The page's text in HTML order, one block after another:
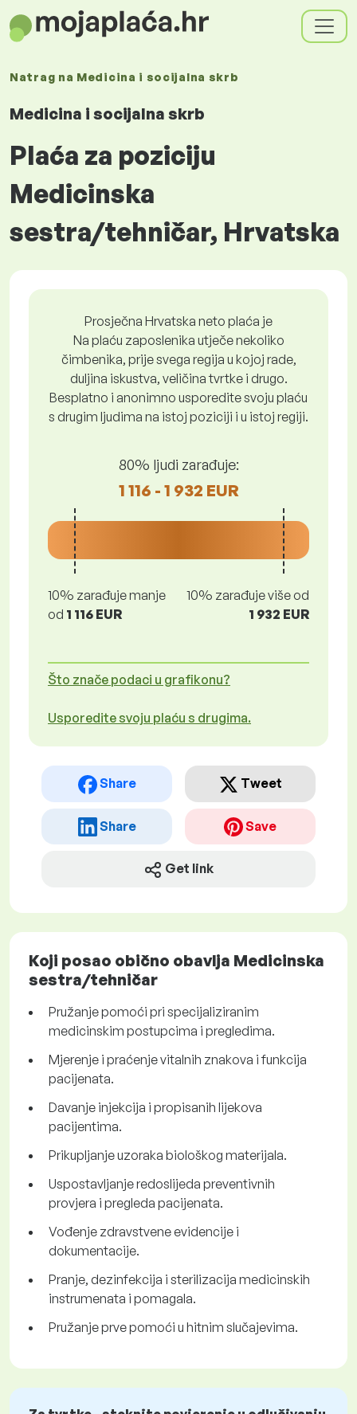
Natrag na Medicina i socijalna skrb
Medicina i socijalna skrb
Plaća za poziciju
Medicinska
sestra/tehničar, Hrvatska
Prosječna Hrvatska neto plaća je
Na plaću zaposlenika utječe nekoliko
čimbenika, prije svega regija u kojoj rade,
duljina iskustva, veličina tvrtke i drugo.
Besplatno i anonimno usporedite svoju plaću
s drugim ljudima na istoj poziciji i u istoj regiji.
80% ljudi zarađuje:
1 116 - 1 932 EUR
10% zarađuje manje
od 1 116 EUR
10% zarađuje više od
1 932 EUR
Što znače podaci u grafikonu?
Usporedite svoju plaću s drugima.
Share Tweet
Share Save
Get link
Koji posao obično obavlja Medicinska
sestra/tehničar
Pružanje pomoći pri specijaliziranim
medicinskim postupcima i pregledima.
Mjerenje i praćenje vitalnih znakova i funkcija
pacijenata.
Davanje injekcija i propisanih lijekova
pacijentima.
Prikupljanje uzoraka biološkog materijala.
Uspostavljanje redoslijeda preventivnih
provjera i pregleda pacijenata.
Vođenje zdravstvene evidencije i
dokumentacije.
Pranje, dezinfekcija i sterilizacija medicinskih
instrumenata i pomagala.
Pružanje prve pomoći u hitnim slučajevima.